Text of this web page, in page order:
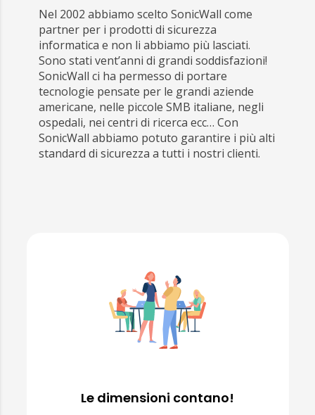
Nel 2002 abbiamo scelto SonicWall come
partner per i prodotti di sicurezza
informatica e non li abbiamo più lasciati.
Sono stati vent’anni di grandi soddisfazioni!
SonicWall ci ha permesso di portare
tecnologie pensate per le grandi aziende
americane, nelle piccole SMB italiane, negli
ospedali, nei centri di ricerca ecc… Con
SonicWall abbiamo potuto garantire i più alti
standard di sicurezza a tutti i nostri clienti.
Le dimensioni contano!